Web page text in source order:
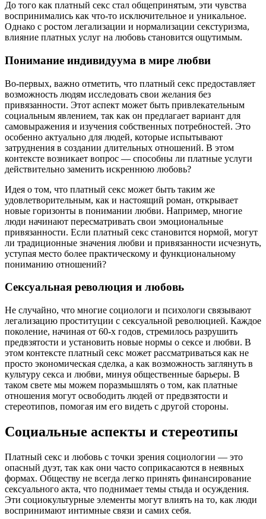
До того как платный секс стал общепринятым, эти чувства
воспринимались как что-то исключительное и уникальное.
Однако с ростом легализации и нормализации секстуризма,
влияние платных услуг на любовь становится ощутимым.
Понимание индивидуума в мире любви
Во-первых, важно отметить, что платный секс предоставляет
возможность людям исследовать свои желания без
привязанности. Этот аспект может быть привлекательным
социальным явлением, так как он предлагает вариант для
самовыражения и изучения собственных потребностей. Это
особенно актуально для людей, которые испытывают
затруднения в создании длительных отношений. В этом
контексте возникает вопрос — способны ли платные услуги
действительно заменить искреннюю любовь?
Идея о том, что платный секс может быть таким же
удовлетворительным, как и настоящий роман, открывает
новые горизонты в понимании любви. Например, многие
люди начинают пересматривать свои эмоциональные
привязанности. Если платный секс становится нормой, могут
ли традиционные значения любви и привязанности исчезнуть,
уступая место более практическому и функциональному
пониманию отношений?
Сексуальная революция и любовь
Не случайно, что многие социологи и психологи связывают
легализацию проституции с сексуальной революцией. Каждое
поколение, начиная от 60-х годов, стремилось разрушить
предвзятости и установить новые нормы о сексе и любви. В
этом контексте платный секс может рассматриваться как не
просто экономическая сделка, а как возможность заглянуть в
культуру секса и любви, минуя общественные барьеры. В
таком свете мы можем поразмышлять о том, как платные
отношения могут освободить людей от предвзятости и
стереотипов, помогая им его видеть с другой стороны.
Социальные аспекты и стереотипы
Платный секс и любовь с точки зрения социологии — это
опасный дуэт, так как они часто соприкасаются в неявных
формах. Обществу не всегда легко принять финансирование
сексуального акта, что поднимает темы стыда и осуждения.
Эти социокультурные элементы могут влиять на то, как люди
воспринимают интимные связи и самих себя.